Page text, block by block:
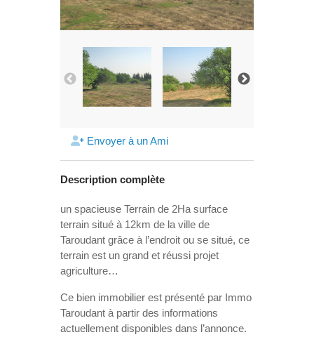
Envoyer à un Ami
Description complète
un spacieuse Terrain de 2Ha surface
terrain situé à 12km de la ville de
Taroudant grâce à l’endroit ou se situé, ce
terrain est un grand et réussi projet
agriculture…
Ce bien immobilier est présenté par Immo
Taroudant à partir des informations
actuellement disponibles dans l’annonce.